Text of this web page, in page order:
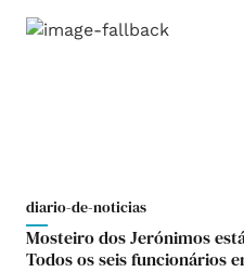
diario-de-noticias
Mosteiro dos Jerónimos
Todos os seis funcionários